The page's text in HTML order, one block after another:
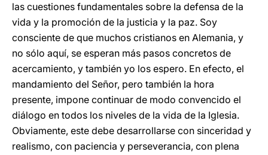
las cuestiones fundamentales sobre la defensa de la
vida y la promoción de la justicia y la paz. Soy
consciente de que muchos cristianos en Alemania, y
no sólo aquí, se esperan más pasos concretos de
acercamiento, y también yo los espero. En efecto, el
mandamiento del Señor, pero también la hora
presente, impone continuar de modo convencido el
diálogo en todos los niveles de la vida de la Iglesia.
Obviamente, este debe desarrollarse con sinceridad y
realismo, con paciencia y perseverancia, con plena